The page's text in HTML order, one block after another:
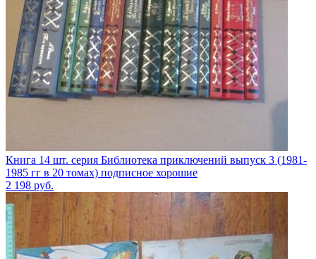
Книга 14 шт. серия Библиотека приключений выпуск 3 (1981-
1985 гг в 20 томах) подписное хорошие
2 198 руб.